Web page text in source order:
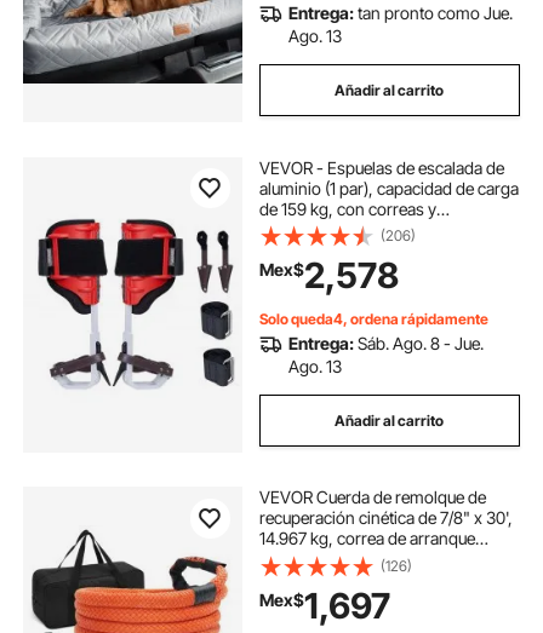
Entrega:tan pronto como Jue.
Ago. 13
Añadir al carrito
VEVOR - Espuelas de escalada de
aluminio (1 par), capacidad de carga
de 159 kg, con correas y
protectores, equipo de arboricultura
para trepar, cazar y recolectar fruta,
color rojo
(206)
Mex$2,578
Solo queda4, ordena rápidamente
Entrega:Sáb. Ago. 8 - Jue.
Ago. 13
Añadir al carrito
VEVOR Cuerda de remolque de
recuperación cinética de 7/8" x 30',
14.967 kg, correa de arranque
todoterreno de alta resistencia con
2 grilletes suaves (18.750 kg), 30 %
de elasticidad, ideal para Jeep,
coche, camión, ATV, tractor.
(126)
Mex$1,697